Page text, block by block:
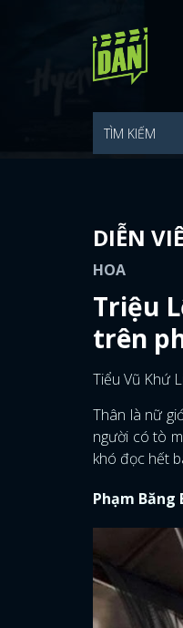
DIỄN
HOA
Triệu
trên
Tiểu Vũ Khứ
Thân là nữ
người có tò
khó đọc hết
Phạm Băng